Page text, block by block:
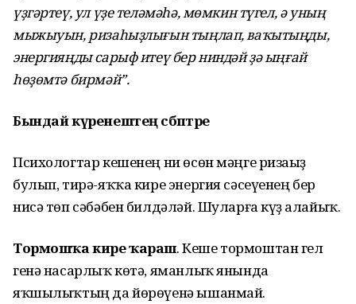
үҙгәртеү, ул үҙе теләмәһә, мөмкин түгел, ә уның
мыжыуын, ризаһыҙлығын тыңлап, ваҡытыңды,
энергияңды сарыф итеү бер ниндәй ҙә ыңғай
һөҙөмтә бирмәй”.
Бындай күренештең сәбәптәре
Психологтар кешенең ни өсөн мәңге ризаһыҙ
булып, тирә-яҡҡа кире энергия сәсеүенең бер
нисә төп сәбәбен билдәләй. Шуларға күҙ һалайыҡ.
Тормошҡа кире ҡараш. Кеше тормоштан гел
генә насарлыҡ көтә, яманлыҡ янында
яҡшылыҡтың да йөрөүенә ышанмай.